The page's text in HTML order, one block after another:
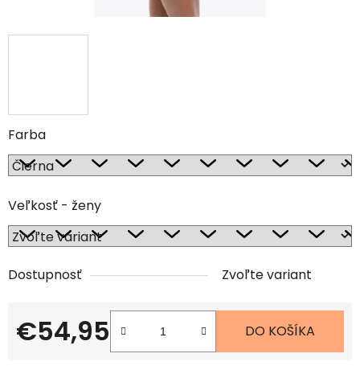
Farba
Veľkosť - ženy
Dostupnosť Zvoľte variant
€54,95
Jednotková cena:
DO KOŠÍKA